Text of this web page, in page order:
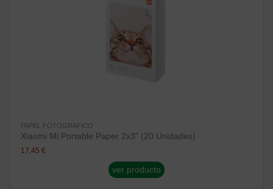
PAPEL FOTOGRAFICO
Xiaomi Mi Portable Paper 2x3" (20 Unidades)
17,45 €
ver producto